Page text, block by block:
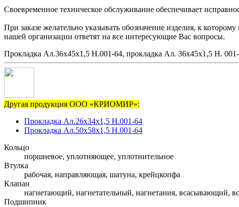
Своевременное техническое обслуживание обеспечивает
При заказе желательно указывать обозначение изделия, к
нашей организации ответят на все интересующие Вас вопросы.
Прокладка Ал.36х45х1,5 Н.001-64, прокладка Ал. 36х45х1,5 Н.
Другая продукция ООО «КРИОМИР»:
Прокладка Ал.26х34х1,5 Н.001-64
Прокладка Ал.50х58х1,5 Н.001-64
Кольцо
поршневое, уплотняющее, уплотнительное
Втулка
рабочая, направляющая, шатуна, крейцкопфа
Клапан
нагнетающий, нагнетательный, нагнетания, всасывающий,
Подшипник